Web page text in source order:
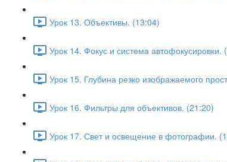
Урок 13. Объективы. (13:04)
Урок 14. Фокус и система автофокусировки.
Урок 15. Глубина резко изображаемого
Урок 16. Фильтры для объективов. (21:20)
Урок 17. Свет и освещение в фотографии.